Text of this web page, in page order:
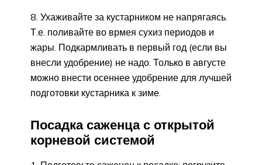
8. Ухаживайте за кустарником не напрягаясь.
Т.е. поливайте во врмея сухиз периодов и
жары. Подкармливать в первый год (если вы
внесли удобрение) не надо. Только в августе
можно внести осеннее удобрение для лучшей
подготовки кустарника к зиме.
Посадка саженца с открытой
корневой системой